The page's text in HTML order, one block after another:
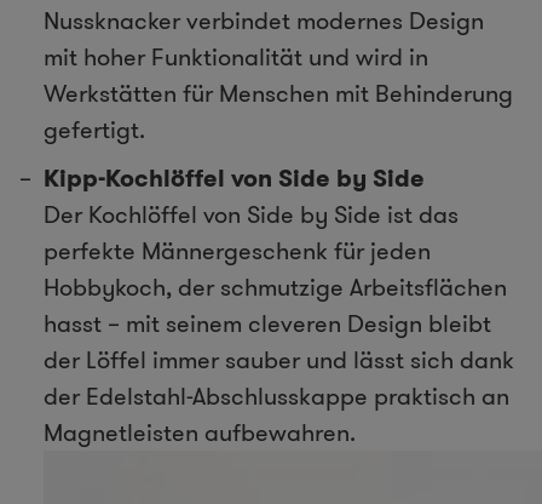
Nussknacker verbindet modernes Design
mit hoher Funktionalität und wird in
Werkstätten für Menschen mit Behinderung
gefertigt.
Kipp-Kochlöffel von Side by Side
Der Kochlöffel von Side by Side ist das
perfekte Männergeschenk für jeden
Hobbykoch, der schmutzige Arbeitsflächen
hasst – mit seinem cleveren Design bleibt
der Löffel immer sauber und lässt sich dank
der Edelstahl-Abschlusskappe praktisch an
Magnetleisten aufbewahren.